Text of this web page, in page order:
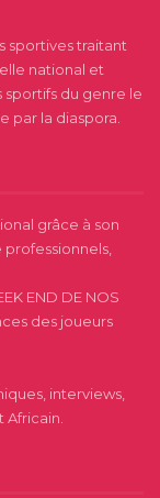
sportives traitant
national et
sportifs du genre le
par la diaspora.
grâce à son
END DE NOS
des joueurs
interviews,